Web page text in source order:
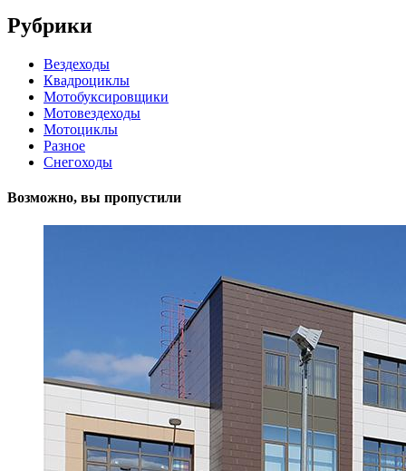
Рубрики
Вездеходы
Квадроциклы
Мотобуксировщики
Мотовездеходы
Мотоциклы
Разное
Снегоходы
Возможно, вы пропустили